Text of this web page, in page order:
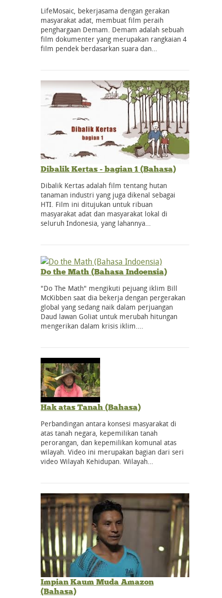
LifeMosaic, bekerjasama dengan gerakan
masyarakat adat, membuat film peraih
penghargaan Demam. Demam adalah sebuah
film dokumenter yang merupakan rangkaian 4
film pendek berdasarkan suara dan…
Dibalik Kertas - bagian 1 (Bahasa)
Dibalik Kertas adalah film tentang hutan
tanaman industri yang juga dikenal sebagai
HTI. Film ini ditujukan untuk ribuan
masyarakat adat dan masyarakat lokal di
seluruh Indonesia, yang lahannya…
Do the Math (Bahasa Indoensia)
"Do The Math" mengikuti pejuang iklim Bill
McKibben saat dia bekerja dengan pergerakan
global yang sedang naik dalam perjuangan
Daud lawan Goliat untuk merubah hitungan
mengerikan dalam krisis iklim.…
Hak atas Tanah (Bahasa)
Perbandingan antara konsesi masyarakat di
atas tanah negara, kepemilikan tanah
perorangan, dan kepemilikan komunal atas
wilayah. Video ini merupakan bagian dari seri
video Wilayah Kehidupan. Wilayah…
Impian Kaum Muda Amazon
(Bahasa)